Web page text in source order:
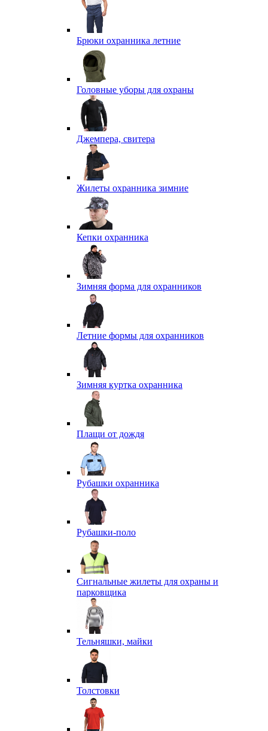
Брюки охранника летние
Головные уборы для охраны
Джемпера, свитера
Жилеты охранника зимние
Кепки охранника
Зимняя форма для охранников
Летние формы для охранников
Зимняя куртка охранника
Плащи от дождя
Рубашки охранника
Рубашки-поло
Сигнальные жилеты для охраны и
парковщика
Тельняшки, майки
Толстовки